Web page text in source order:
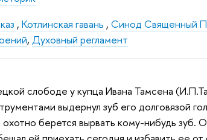
,Котлинская гавань ,Синод Священный
,Духовный регламент
слободе у купца Ивана Тамсена
выдернул зуб его долговязой
берется вырвать кому-нибудь зуб.